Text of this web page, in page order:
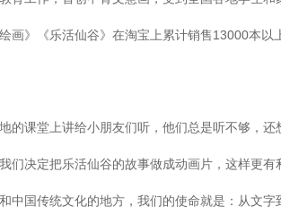
画》《乐活仙谷》在淘宝上累计销售13000本
的课堂上讲给小朋友们听，他们总是听不够，还
们决定把乐活仙谷的故事做成动画片，这样更有
中国传统文化的地方，我们的使命就是：从文字